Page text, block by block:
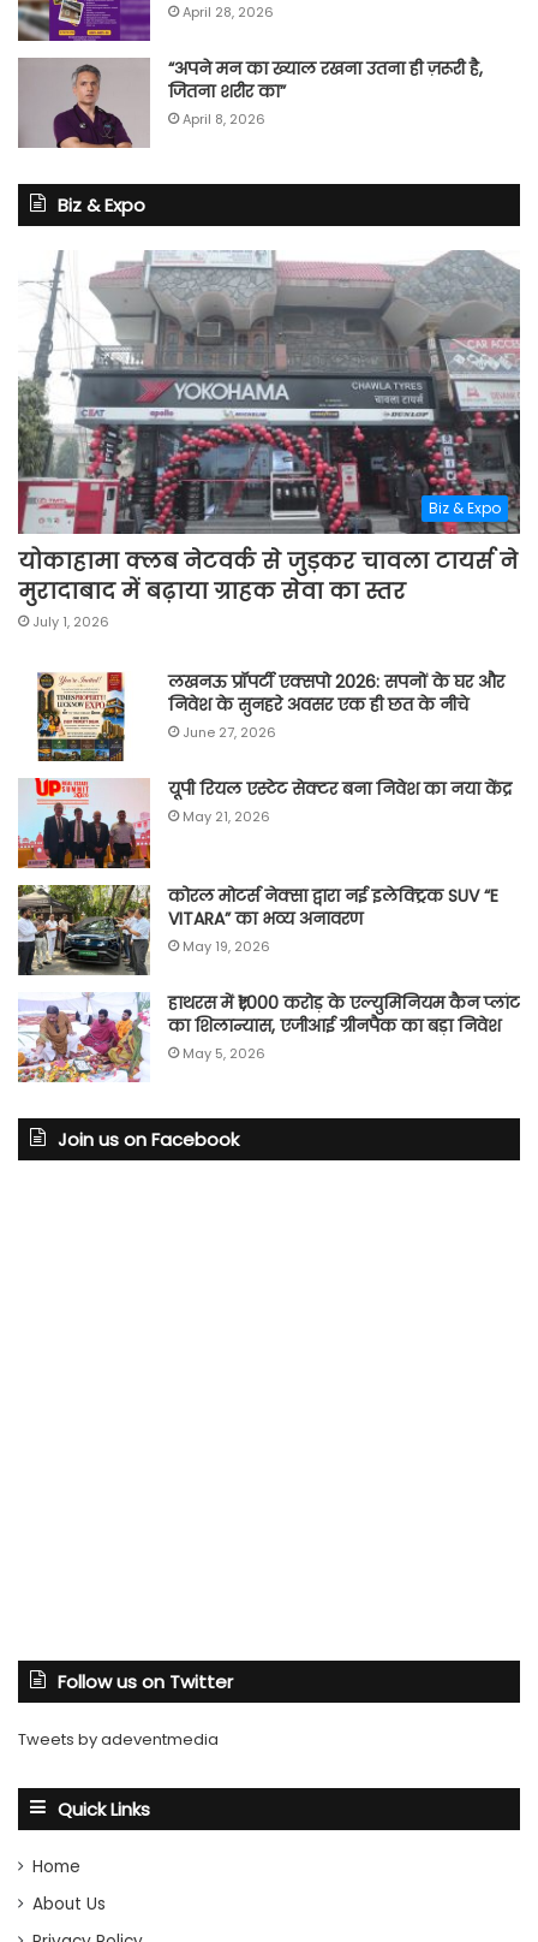
April 28, 2026
“अपने मन का ख्याल रखना उतना ही ज़रूरी है,
जितना शरीर का”
April 8, 2026
Biz & Expo
Biz & Expo
योकाहामा क्लब नेटवर्क से जुड़कर चावला टायर्स ने
मुरादाबाद में बढ़ाया ग्राहक सेवा का स्तर
July 1, 2026
लखनऊ प्रॉपर्टी एक्सपो 2026: सपनों के घर और
निवेश के सुनहरे अवसर एक ही छत के नीचे
June 27, 2026
यूपी रियल एस्टेट सेक्टर बना निवेश का नया केंद्र
May 21, 2026
कोरल मोटर्स नेक्सा द्वारा नई इलेक्ट्रिक SUV “E
VITARA” का भव्य अनावरण
May 19, 2026
हाथरस में ₹1,000 करोड़ के एल्युमिनियम कैन प्लांट
का शिलान्यास, एजीआई ग्रीनपैक का बड़ा निवेश
May 5, 2026
Join us on Facebook
Follow us on Twitter
Tweets by adeventmedia
Quick Links
Home
About Us